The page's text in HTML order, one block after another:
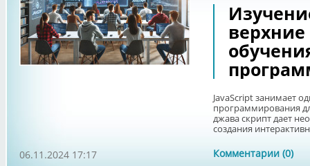
JavaScript занимает
программирования
джава скрипт дает
создания
Комментарии (0)
06.11.2024 17:17